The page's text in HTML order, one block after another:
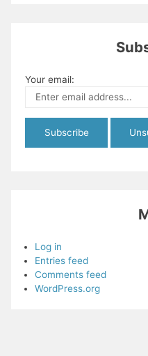
Your email:
Log in
Entries feed
Comments feed
WordPress.org